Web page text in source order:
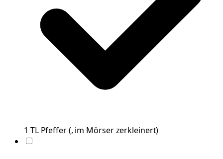
1 TL Pfeffer(, im Mörser zerkleinert)